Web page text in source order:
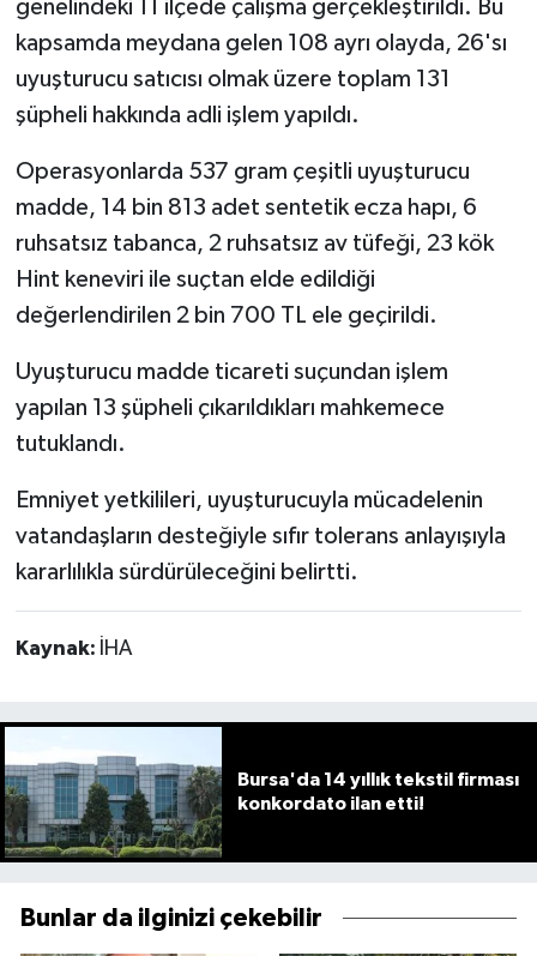
genelindeki 11 ilçede çalışma gerçekleştirildi. Bu
kapsamda meydana gelen 108 ayrı olayda, 26'sı
uyuşturucu satıcısı olmak üzere toplam 131
şüpheli hakkında adli işlem yapıldı.
Operasyonlarda 537 gram çeşitli uyuşturucu
madde, 14 bin 813 adet sentetik ecza hapı, 6
ruhsatsız tabanca, 2 ruhsatsız av tüfeği, 23 kök
Hint keneviri ile suçtan elde edildiği
değerlendirilen 2 bin 700 TL ele geçirildi.
Uyuşturucu madde ticareti suçundan işlem
yapılan 13 şüpheli çıkarıldıkları mahkemece
tutuklandı.
Emniyet yetkilileri, uyuşturucuyla mücadelenin
vatandaşların desteğiyle sıfır tolerans anlayışıyla
kararlılıkla sürdürüleceğini belirtti.
Kaynak: İHA
Bursa'da 14 yıllık tekstil firması
konkordato ilan etti!
Bunlar da ilginizi çekebilir